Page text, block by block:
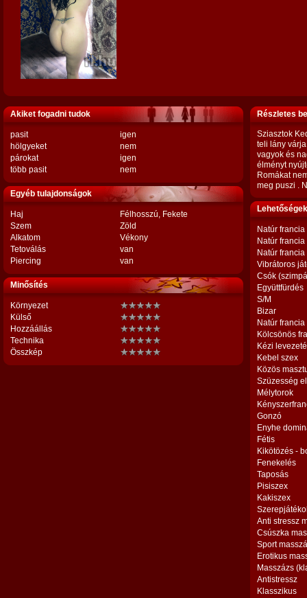
Akiket fogadni tudok
pasit
igen
hölgyeket
nem
párokat
igen
több pasit
nem
Egyéb tulajdonságok
Haj
Félhosszú, Fekete
Szem
Zöld
Alkatom
Vékony
Tetoválás
van
Piercing
van
Minősítés
Környezet
Külső
Hozzáállás
Technika
Összkép
Részletes
Sziasztok
teli lány
vagyok és
élményt
Romákat
meg puszi .
Natúr francia
Natúr
Natúr
Vibrátoros
Csók
Együttfürdés
S/M
Bizar
Natúr
Kölcsönös
Kézi
Kebel szex
Közös
Szüzesség
Mélytorok
Gonzó
Enyhe
Fétis
Kikötözés -
Fenekelés
Taposás
Pisiszex
Kakiszex
Anti stressz
Csúszka
Sport
Erotikus
Masszázs
Antistressz
Klasszikus